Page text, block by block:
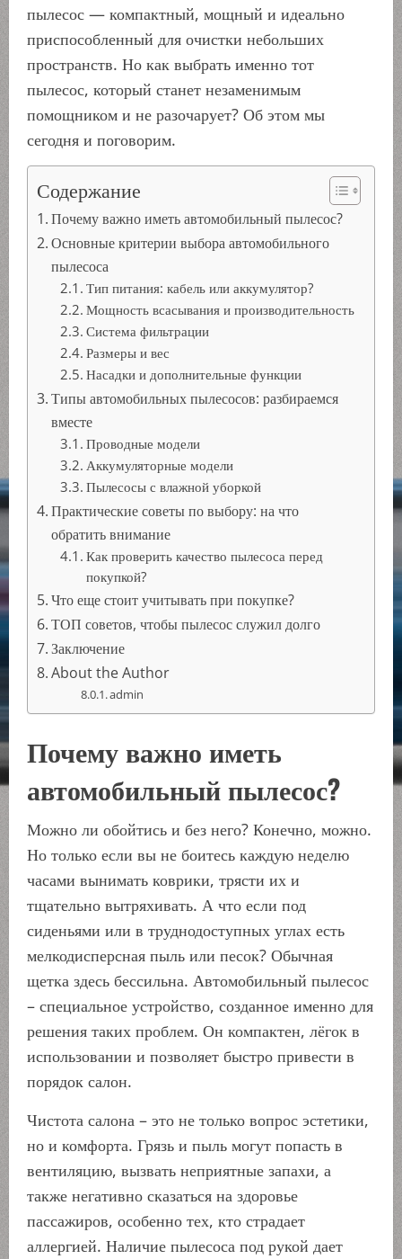
пылесос — компактный, мощный и идеально
приспособленный для очистки небольших
пространств. Но как выбрать именно тот
пылесос, который станет незаменимым
помощником и не разочарует? Об этом мы
сегодня и поговорим.
Содержание
Почему важно иметь автомобильный пылесос?
Основные критерии выбора автомобильного
пылесоса
Тип питания: кабель или аккумулятор?
Мощность всасывания и производительность
Система фильтрации
Размеры и вес
Насадки и дополнительные функции
Типы автомобильных пылесосов: разбираемся
вместе
Проводные модели
Аккумуляторные модели
Пылесосы с влажной уборкой
Практические советы по выбору: на что
обратить внимание
Как проверить качество пылесоса перед
покупкой?
Что еще стоит учитывать при покупке?
ТОП советов, чтобы пылесос служил долго
Заключение
About the Author
admin
Почему важно иметь
автомобильный пылесос?
Можно ли обойтись и без него? Конечно, можно.
Но только если вы не боитесь каждую неделю
часами вынимать коврики, трясти их и
тщательно вытряхивать. А что если под
сиденьями или в труднодоступных углах есть
мелкодисперсная пыль или песок? Обычная
щетка здесь бессильна. Автомобильный пылесос
– специальное устройство, созданное именно для
решения таких проблем. Он компактен, лёгок в
использовании и позволяет быстро привести в
порядок салон.
Чистота салона – это не только вопрос эстетики,
но и комфорта. Грязь и пыль могут попасть в
вентиляцию, вызвать неприятные запахи, а
также негативно сказаться на здоровье
пассажиров, особенно тех, кто страдает
аллергией. Наличие пылесоса под рукой дает